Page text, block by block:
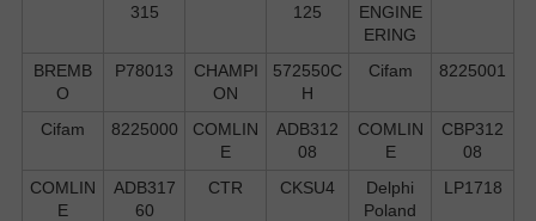
315
125
ENGINE
ERING
BREMB
O
P78013
CHAMPI
ON
572550C
H
Cifam 8225001
Cifam 8225000
COMLIN
E
ADB312
08
COMLIN
E
CBP312
08
COMLIN
E
ADB317
60
CTR CKSU4
Delphi
Poland
LP1718